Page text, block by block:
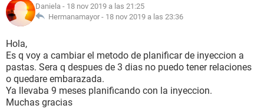
NUTRICIÓN
BIENESTAR
SEXUALIDAD
GLOSARIO
Daniela - 18 nov 2019 a las 21:25
Hermanamayor - 18 nov 2019 a las 23:36
Hola,
Es q voy a cambiar el metodo de planificar de inyeccion a
pastas. Sera q despues de 3 dias no puedo tener relaciones
o quedare embarazada.
Ya llevaba 9 meses planificando con la inyeccion.
Muchas gracias